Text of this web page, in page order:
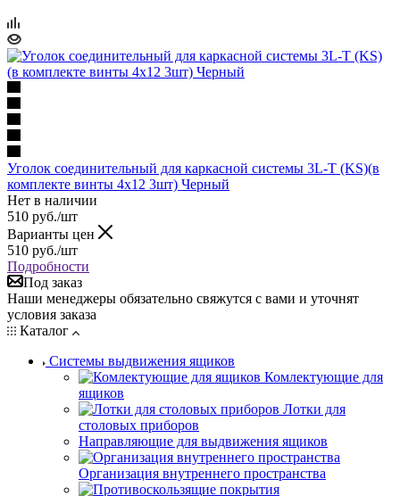
Уголок соединительный для каркасной системы 3L-T (KS)(в
комплекте винты 4х12 3шт) Черный
Нет в наличии
510 руб./шт
Варианты цен
510 руб./шт
Подробности
Под заказ
Наши менеджеры обязательно свяжутся с вами и уточнят
условия заказа
Каталог
Системы выдвижения ящиков
Комлектующие для
ящиков
Лотки для
столовых приборов
Направляющие для выдвижения ящиков
Организация внутреннего пространства